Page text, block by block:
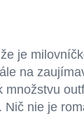
je
na
nie je